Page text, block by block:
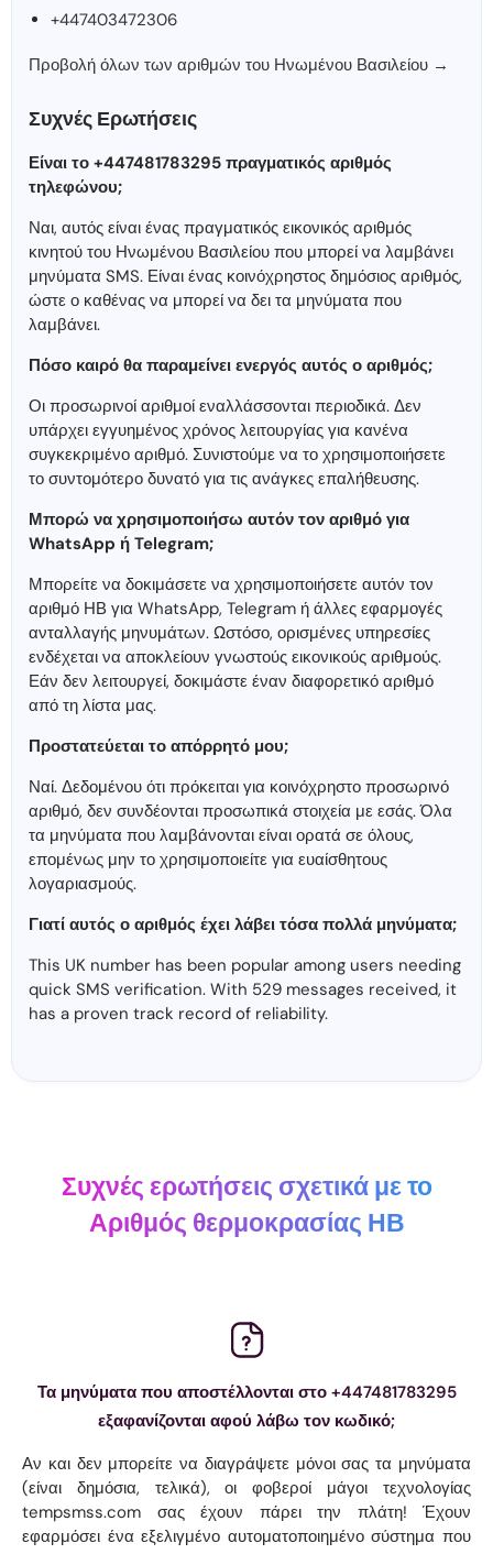
+447403472306
Προβολή όλων των αριθμών του Ηνωμένου Βασιλείου →
Συχνές Ερωτήσεις
Είναι το +447481783295 πραγματικός αριθμός
τηλεφώνου;
Ναι, αυτός είναι ένας πραγματικός εικονικός αριθμός
κινητού του Ηνωμένου Βασιλείου που μπορεί να λαμβάνει
μηνύματα SMS. Είναι ένας κοινόχρηστος δημόσιος αριθμός,
ώστε ο καθένας να μπορεί να δει τα μηνύματα που
λαμβάνει.
Πόσο καιρό θα παραμείνει ενεργός αυτός ο αριθμός;
Οι προσωρινοί αριθμοί εναλλάσσονται περιοδικά. Δεν
υπάρχει εγγυημένος χρόνος λειτουργίας για κανένα
συγκεκριμένο αριθμό. Συνιστούμε να το χρησιμοποιήσετε
το συντομότερο δυνατό για τις ανάγκες επαλήθευσης.
Μπορώ να χρησιμοποιήσω αυτόν τον αριθμό για
WhatsApp ή Telegram;
Μπορείτε να δοκιμάσετε να χρησιμοποιήσετε αυτόν τον
αριθμό ΗΒ για WhatsApp, Telegram ή άλλες εφαρμογές
ανταλλαγής μηνυμάτων. Ωστόσο, ορισμένες υπηρεσίες
ενδέχεται να αποκλείουν γνωστούς εικονικούς αριθμούς.
Εάν δεν λειτουργεί, δοκιμάστε έναν διαφορετικό αριθμό
από τη λίστα μας.
Προστατεύεται το απόρρητό μου;
Ναί. Δεδομένου ότι πρόκειται για κοινόχρηστο προσωρινό
αριθμό, δεν συνδέονται προσωπικά στοιχεία με εσάς. Όλα
τα μηνύματα που λαμβάνονται είναι ορατά σε όλους,
επομένως μην το χρησιμοποιείτε για ευαίσθητους
λογαριασμούς.
Γιατί αυτός ο αριθμός έχει λάβει τόσα πολλά μηνύματα;
This UK number has been popular among users needing
quick SMS verification. With 529 messages received, it
has a proven track record of reliability.
Συχνές ερωτήσεις σχετικά με το
Αριθμός θερμοκρασίας ΗΒ
Τα μηνύματα που αποστέλλονται στο +447481783295
εξαφανίζονται αφού λάβω τον κωδικό;
Αν και δεν μπορείτε να διαγράψετε μόνοι σας τα μηνύματα
(είναι δημόσια, τελικά), οι φοβεροί μάγοι τεχνολογίας
tempsmss.com σας έχουν πάρει την πλάτη! Έχουν
εφαρμόσει ένα εξελιγμένο αυτοματοποιημένο σύστημα που